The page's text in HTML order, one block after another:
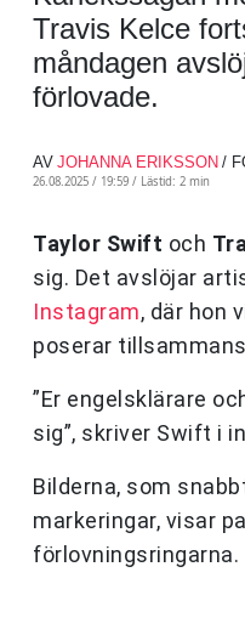
Travis Kelce
måndagen
förlovade.
AV JOHANNA ERIKSSON /
26.08.2025 / 19:59 / Lästid: 2 min
Taylor Swift och
sig. Det avslöjar
Instagram, där hon
poserar
”Er engelsklärare
sig”, skriver Swift i
Bilderna, som
markeringar, visar
förlovningsringarna.